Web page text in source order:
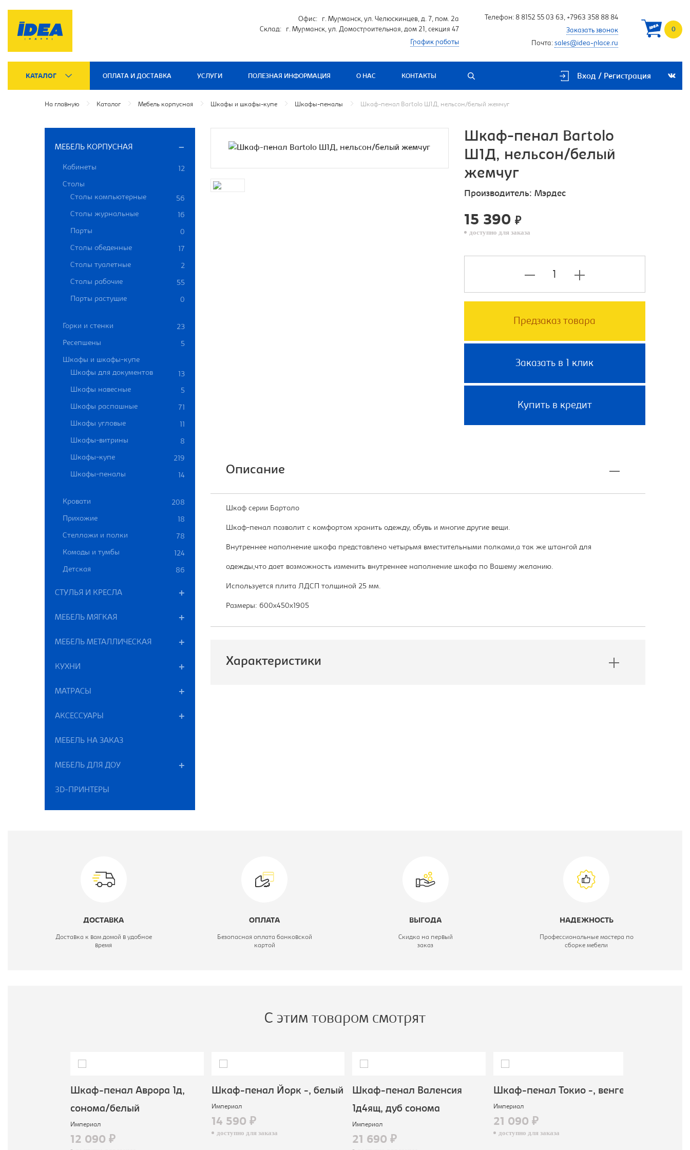
Офис: г. Мурманск, ул. Челюскинцев, д. 7, пом. 2а
Склад: г. Мурманск, ул. Домостроительная, дом 21, секция 47
График работы
Телефон: 8 8152 55 03 63, +7963 358 88 84
Заказать звонок
Почта: sales@idea-place.ru
0
КАТАЛОГ ОПЛАТА И ДОСТАВКА УСЛУГИ ПОЛЕЗНАЯ ИНФОРМАЦИЯ О НАС КОНТАКТЫ Вход / Регистрация
На главную Каталог Мебель корпусная Шкафы и шкафы-купе Шкафы-пеналы Шкаф-пенал Bartolo Ш1Д, нельсон/белый жемчуг
МЕБЕЛЬ КОРПУСНАЯ
Кабинеты
12
Столы
Столы компьютерные
56
Столы журнальные
16
Парты 0
Столы обеденные 17
Столы туалетные 2
Столы рабочие 55
Парты растущие 0
Горки и стенки 23
Ресепшены 5
Шкафы и шкафы-купе
Шкафы для документов
13
Шкафы навесные
5
Шкафы распашные 71
Шкафы угловые 11
Шкафы-витрины 8
Шкафы-купе 219
Шкафы-пеналы 14
Кровати 208
Прихожие 18
Стеллажи и полки 78
Комоды и тумбы 124
Детская 86
СТУЛЬЯ И КРЕСЛА
МЕБЕЛЬ МЯГКАЯ
МЕБЕЛЬ МЕТАЛЛИЧЕСКАЯ
КУХНИ
МАТРАСЫ
АКСЕССУАРЫ
МЕБЕЛЬ НА ЗАКАЗ
МЕБЕЛЬ ДЛЯ ДОУ
3D-ПРИНТЕРЫ
Шкаф-пенал Bartolo
Ш1Д, нельсон/белый
жемчуг
Производитель: Мэрдес
15 390 ₽
доступно для заказа
Предзаказ товара
Заказать в 1 клик
Купить в кредит
Описание
Шкаф серии Бартоло
Шкаф-пенал позволит с комфортом хранить одежду, обувь и многие другие вещи.
Внутреннее наполнение шкафа представлено четырьмя вместительными полками,а так же штангой для
одежды,что дает возможность изменить внутреннее наполнение шкафа по Вашему желанию.
Используется плита ЛДСП толщиной 25 мм.
Размеры: 600x450x1905
Характеристики
Ширина, мм:
ДОСТАВКА
Доставка к вам домой в удобное
время
ОПЛАТА
Безопасная оплата банковской
картой
ВЫГОДА
Скидка на первый
заказ
НАДЕЖНОСТЬ
Профессиональные мастера по
сборке мебели
С этим товаром смотрят
Шкаф-пенал Аврора 1д,
сонома/белый
Империал
12 090 ₽
Шкаф-пенал Йорк -, белый
Империал
14 590 ₽
доступно для заказа
Шкаф-пенал Валенсия
1д4ящ, дуб сонома
Империал
21 690 ₽
Шкаф-пенал Токио -, венге
Империал
21 090 ₽
доступно для заказа